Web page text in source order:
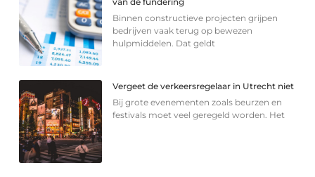
Binnen constructieve projecten grijpen
bedrijven vaak terug op bewezen
hulpmiddelen. Dat geldt
Vergeet de verkeersregelaar in Utrecht niet
Bij grote evenementen zoals beurzen en
festivals moet veel geregeld worden. Het